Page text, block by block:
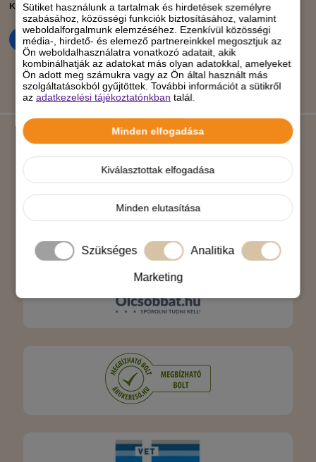
Sütiket használunk a tartalmak és hirdetések személyre
szabásához, közösségi funkciók biztosításához, valamint
weboldalforgalmunk elemzéséhez. Ezenkívül közösségi
média-, hirdető- és elemező partnereinkkel megosztjuk az
Ön weboldalhasználatra vonatkozó adatait, akik
kombinálhatják az adatokat más olyan adatokkal, amelyeket
Ön adott meg számukra vagy az Ön által használt más
szolgáltatásokból gyűjtöttek. További információt a sütikről
azadatkezelési tájékoztatónkban talál.
Minden elfogadása
Kiválasztottak elfogadása
Minden elutasítása
Szükséges Analitika
Marketing
KÖZÖSSÉGI ÉLET BANKKÁRTYÁS FIZETÉS
Árukereső.hu